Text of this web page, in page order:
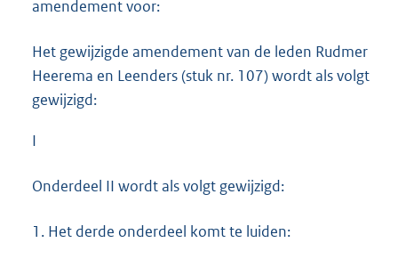
amendement voor:
Het gewijzigde amendement van de leden Rudmer
Heerema en Leenders (stuk nr. 107) wordt als volgt
gewijzigd:
I
Onderdeel II wordt als volgt gewijzigd:
1. Het derde onderdeel komt te luiden: